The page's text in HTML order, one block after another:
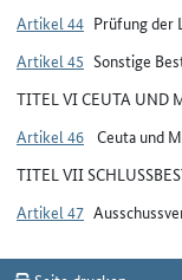
Artikel 44 Prüfung der
Artikel 45 Sonstige
TITEL VI CEUTA UND
Artikel 46 Ceuta und
TITEL VII
Artikel 47